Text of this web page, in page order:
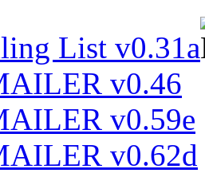
List v0.31a
v0.46
v0.59e
v0.62d